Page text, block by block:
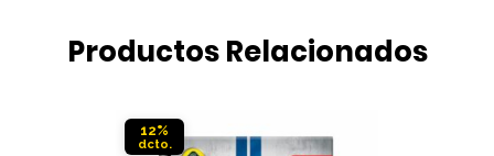
Productos Relacionados
12%